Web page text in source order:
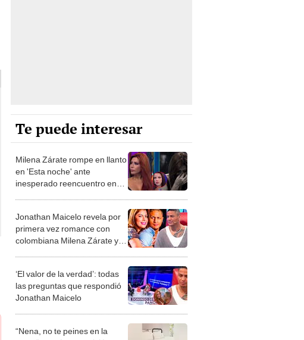
Te puede interesar
Milena Zárate rompe en llanto
en 'Esta noche' ante
inesperado reencuentro en
Jonathan Maicelo revela por
primera vez romance con
colombiana Milena Zárate y
‘El valor de la verdad’: todas
las preguntas que respondió
Jonathan Maicelo
“Nena, no te peines en la